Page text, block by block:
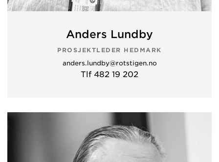
Anders Lundby
PROSJEKTLEDER HEDMARK
anders.lundby@rotstigen.no
Tlf 482 19 202